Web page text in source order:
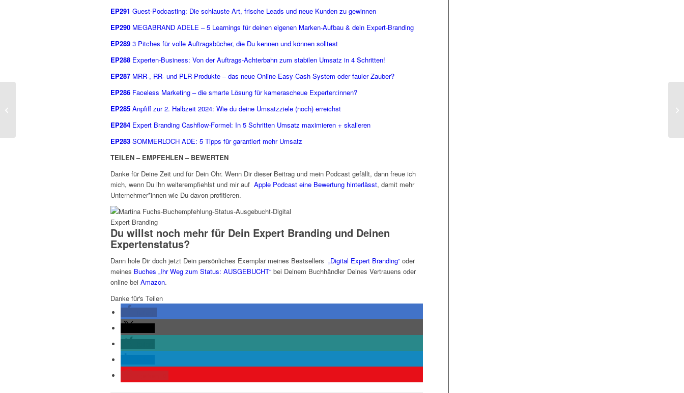
EP291 Guest-Podcasting: Die schlauste Art, frische Leads und neue Kunden zu gewinnen
EP290 MEGABRAND ADELE – 5 Learnings für deinen eigenen Marken-Aufbau & dein Expert-Branding
EP289 3 Pitches für volle Auftragsbücher, die Du kennen und können solltest
EP288 Experten-Business: Von der Auftrags-Achterbahn zum stabilen Umsatz in 4 Schritten!
EP287 MRR-, RR- und PLR-Produkte – das neue Online-Easy-Cash System oder fauler Zauber?
EP286 Faceless Marketing – die smarte Lösung für kamerascheue Experten:innen?
EP285 Anpfiff zur 2. Halbzeit 2024: Wie du deine Umsatzziele (noch) erreichst
EP284 Expert Branding Cashflow-Formel: In 5 Schritten Umsatz maximieren + skalieren
EP283 SOMMERLOCH ADÈ: 5 Tipps für garantiert mehr Umsatz
TEILEN – EMPFEHLEN – BEWERTEN
Danke für Deine Zeit und für Dein Ohr. Wenn Dir dieser Beitrag und mein Podcast gefällt, dann freue ich
mich, wenn Du ihn weiterempfiehlst und mir auf Apple Podcast eine Bewertung hinterlässt, damit mehr
Unternehmer*innen wie Du davon profitieren.
Du willst noch mehr für Dein Expert Branding und Deinen
Expertenstatus?
Dann hole Dir doch jetzt Dein persönliches Exemplar meines Bestsellers „Digital Expert Branding“ oder
meines Buches „Ihr Weg zum Status: AUSGEBUCHT“ bei Deinem Buchhändler Deines Vertrauens oder
online bei Amazon.
Danke für's Teilen